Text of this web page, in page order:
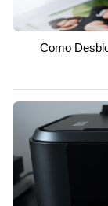
Como